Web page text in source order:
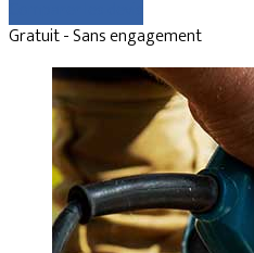
Gratuit - Sans engagement